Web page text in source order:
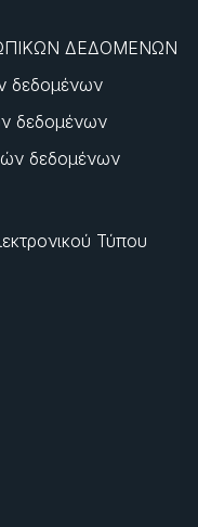
ΔΕΔΟΜΕΝΩΝ
δεδομένων
δεδομένων
δεδομένων
Τύπου